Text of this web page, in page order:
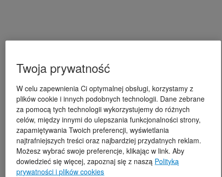
Twoja prywatność
W celu zapewnienia Ci optymalnej obsługi, korzystamy z
plików cookie i innych podobnych technologii. Dane zebrane
za pomocą tych technologii wykorzystujemy do różnych
celów, między innymi do ulepszania funkcjonalności strony,
zapamiętywania Twoich preferencji, wyświetlania
najtrafniejszych treści oraz najbardziej przydatnych reklam.
Możesz wybrać swoje preferencje, klikając w link. Aby
dowiedzieć się więcej, zapoznaj się z naszą Polityką
prywatności i plików cookies